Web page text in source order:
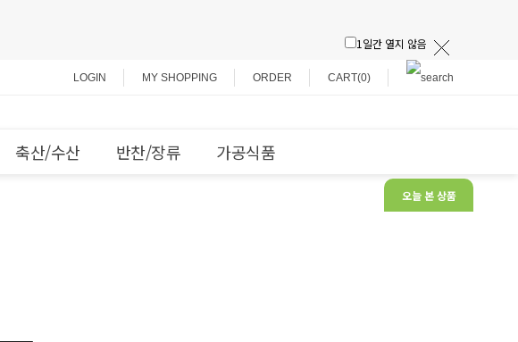
1일간 열지 않음
LOGIN MY SHOPPING ORDER CART(0)
축산/수산 반찬/장류 가공식품
오늘 본 상품